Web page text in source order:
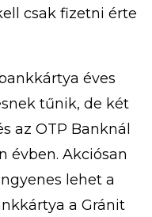
csak fizetni érte
éves
tűnik, de két
az OTP Banknál
évben. Akciósan
lehet a
a Gránit